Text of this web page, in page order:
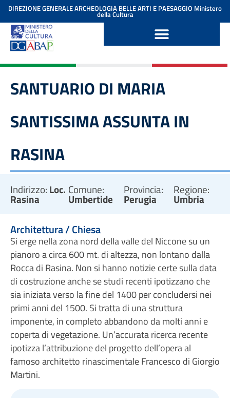
contenuto
DIREZIONE GENERALE ARCHEOLOGIA BELLE ARTI E PAESAGGIO Ministero
della Cultura
SANTUARIO DI MARIA
SANTISSIMA ASSUNTA IN
RASINA
Indirizzo: Loc.
Rasina
Comune:
Umbertide
Provincia:
Perugia
Regione:
Umbria
Architettura / Chiesa
Si erge nella zona nord della valle del Niccone su un
pianoro a circa 600 mt. di altezza, non lontano dalla
Rocca di Rasina. Non si hanno notizie certe sulla data
di costruzione anche se studi recenti ipotizzano che
sia iniziata verso la fine del 1400 per concludersi nei
primi anni del 1500. Si tratta di una struttura
imponente, in completo abbandono da molti anni e
coperta di vegetazione. Un’accurata ricerca recente
ipotizza l’attribuzione del progetto dell’opera al
famoso architetto rinascimentale Francesco di Giorgio
Martini.